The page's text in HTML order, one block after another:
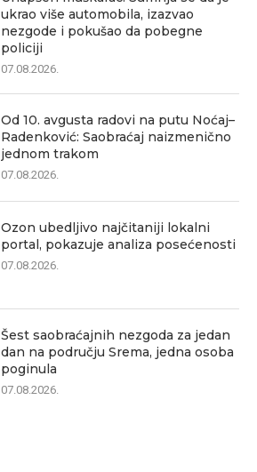
ukrao više automobila, izazvao
nezgode i pokušao da pobegne
policiji
07.08.2026.
Od 10. avgusta radovi na putu Noćaj–
Radenković: Saobraćaj naizmenično
jednom trakom
07.08.2026.
Ozon ubedljivo najčitaniji lokalni
portal, pokazuje analiza posećenosti
07.08.2026.
Šest saobraćajnih nezgoda za jedan
dan na području Srema, jedna osoba
poginula
07.08.2026.